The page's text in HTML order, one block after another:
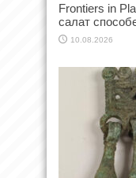
Frontiers in
салат
10.08.2026